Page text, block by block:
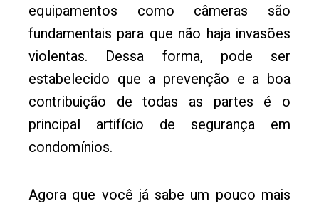
equipamentos como câmeras são
fundamentais para que não haja invasões
violentas. Dessa forma, pode ser
estabelecido que a prevenção e a boa
contribuição de todas as partes é o
principal artifício de segurança em
condomínios.
Agora que você já sabe um pouco mais